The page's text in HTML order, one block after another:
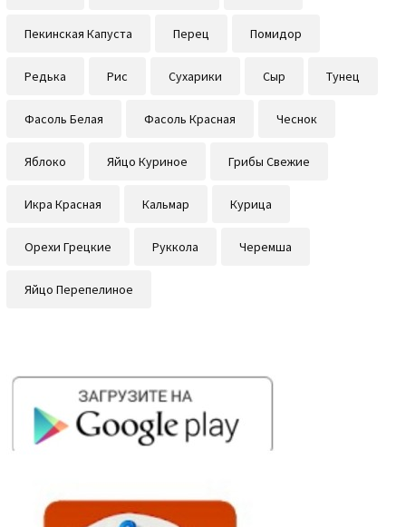
Пекинская Капуста Перец Помидор
Редька Рис Сухарики Сыр Тунец
Фасоль Белая Фасоль Красная Чеснок
Яблоко Яйцо Куриное Грибы Свежие
Икра Красная Кальмар Курица
Орехи Грецкие Руккола Черемша
Яйцо Перепелиное